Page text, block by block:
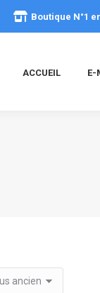
Boutique N°1
ACCUEIL E-